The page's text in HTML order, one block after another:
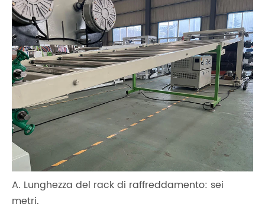
A. Lunghezza del rack di raffreddamento: sei
metri.